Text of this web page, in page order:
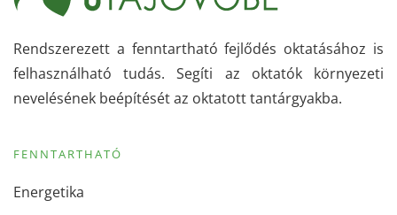
Rendszerezett a fenntartható fejlődés oktatásához is
felhasználható tudás. Segíti az oktatók környezeti
nevelésének beépítését az oktatott tantárgyakba.
FENNTARTHATÓ
Energetika